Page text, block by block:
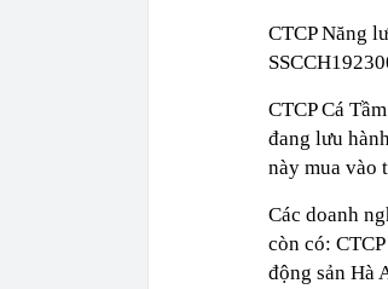
CTCP Năng
CTCP Cá
đang lưu
này mua vào
Các doanh
còn có:
động sản Hà